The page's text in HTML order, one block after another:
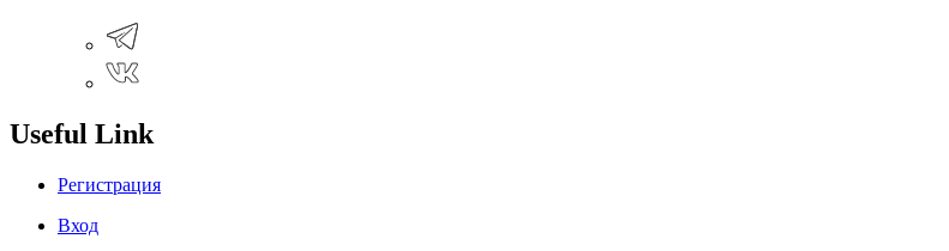
Useful Link
Регистрация
Вход